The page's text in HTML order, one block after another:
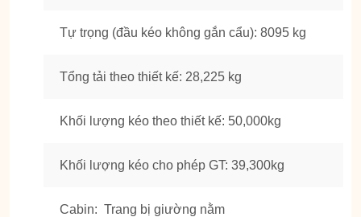
Tự trọng (đầu kéo không gắn cẩu): 8095 kg
Tổng tải theo thiết kế: 28,225 kg
Khối lượng kéo theo thiết kế: 50,000kg
Khối lượng kéo cho phép GT: 39,300kg
Cabin: Trang bị giường nằm